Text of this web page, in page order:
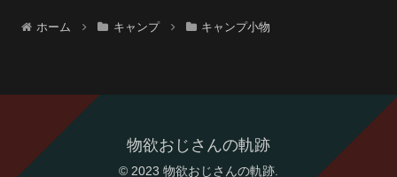
ホーム キャンプ キャンプ小物
物欲おじさんの軌跡
© 2023 物欲おじさんの軌跡.